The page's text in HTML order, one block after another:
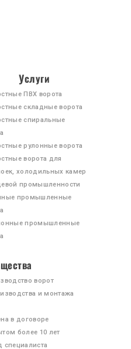
Услуги
ПВХ ворота
складные ворота
спиральные
рулонные ворота
ворота для
холодильных камер
промышленности
промышленные
промышленные
ворот
и монтажа
в договоре
более 10 лет
специалиста